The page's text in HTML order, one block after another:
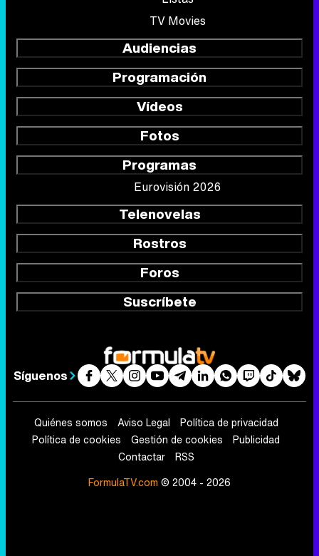
TV Movies
Audiencias
Programación
Vídeos
Fotos
Programas
Eurovisión 2026
Telenovelas
Rostros
Foros
Suscríbete
Síguenos
Quiénes somos Aviso Legal
Política de privacidad
Política de cookies
Gestión de cookies
Publicidad
Contactar
RSS
FormulaTV.com © 2004 - 2026